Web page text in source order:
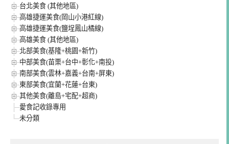
台北美食 (其他地區)
高雄捷運美食(岡山小港紅線)
高雄捷運美食(鹽埕鳳山橘線)
高雄美食 (其他地區)
北部美食(基隆+桃園+新竹)
中部美食(苗栗+台中+彰化+南投)
南部美食(雲林+嘉義+台南+屏東)
東部美食(宜蘭+花蓮+台東)
其他美食(離島+宅配+超商)
愛食記收錄專用
未分類